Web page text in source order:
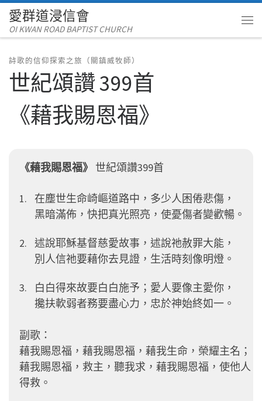
Skip to content
愛群道浸信會
OI KWAN ROAD BAPTIST CHURCH
詩歌的信仰探索之旅（關鎮威牧師）
世紀頌讚 399首
《藉我賜恩福》
《藉我賜恩福》 世紀頌讚399首
在塵世生命崎嶇道路中，多少人困倦悲傷，
黑暗滿佈，快把真光照亮，使憂傷者變歡暢。
述說耶穌基督慈愛故事，述說祂赦罪大能，
別人信祂要藉你去見證，生活時刻像明燈。
白白得來故要白白施予；愛人要像主愛你，
攙扶軟弱者務要盡心力，忠於神始終如一。
副歌：
藉我賜恩福，藉我賜恩福，藉我生命，榮耀主名；
藉我賜恩福，救主，聽我求，藉我賜恩福，使他人
得救。